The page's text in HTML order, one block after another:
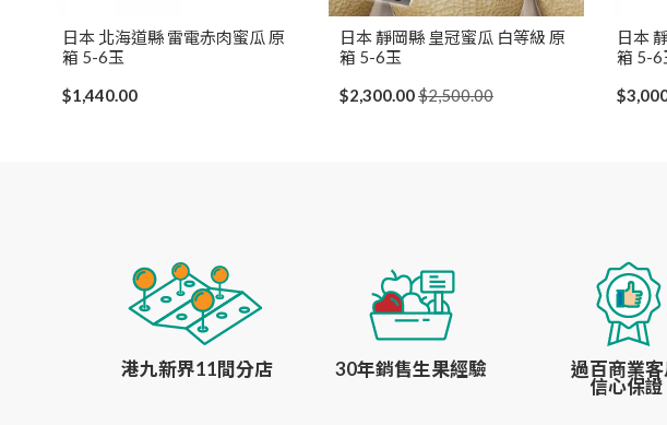
日本 北海道縣 雷電赤肉蜜瓜 原
箱 5-6玉
$1,440.00
日本 靜岡縣 皇冠蜜瓜 白等級 原
箱 5-6玉
$2,300.00$2,500.00
日本
箱 5-6
港九新界11間分店 30年銷售生果經驗 過百商業客
信心保證